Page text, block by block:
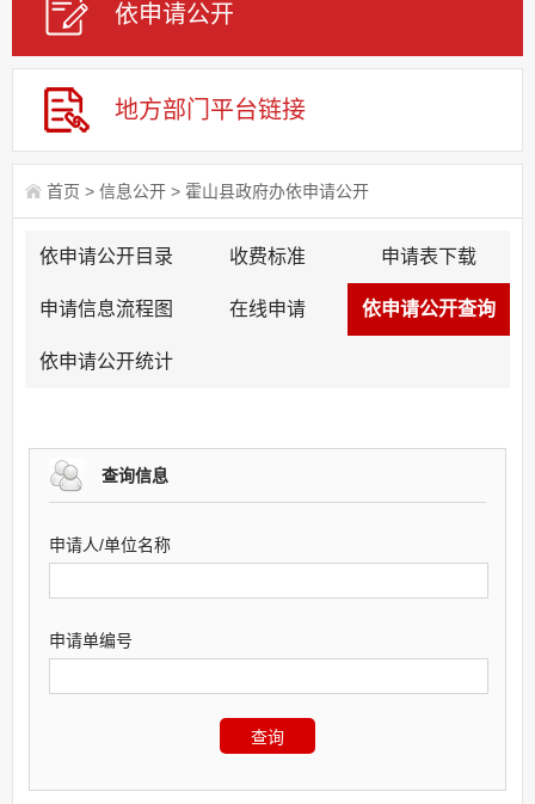
依申请公开
地方部门平台链接
首页 > 信息公开 > 霍山县政府办依申请公开
依申请公开目录 收费标准 申请表下载
申请信息流程图 在线申请 依申请公开查询
依申请公开统计
查询信息
申请人/单位名称
申请单编号